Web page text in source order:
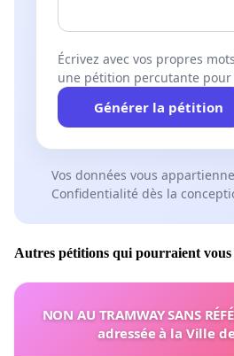
Écrivez avec vos propres
une pétition percutante pour
Générer la pétition
Vos données vous
Confidentialité dès la
Autres pétitions qui pourraient vous
NON AU TRAMWAY SANS
adressée à la Ville